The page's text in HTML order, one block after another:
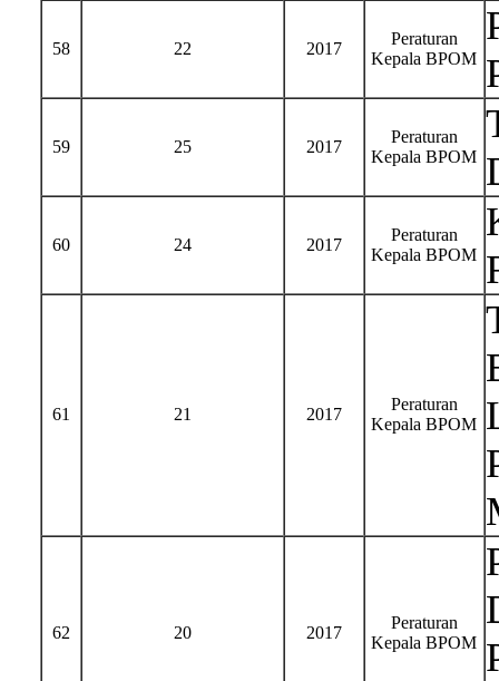
58 22 2017
Peraturan
Kepala BPOM
59 25 2017
Peraturan
Kepala BPOM
60 24 2017
Peraturan
Kepala BPOM
61 21 2017
Peraturan
Kepala BPOM
62 20 2017
Peraturan
Kepala BPOM